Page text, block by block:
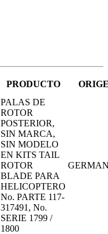
PRODUCTO
PALAS DE
ROTOR
POSTERIOR,
SIN MARCA,
SIN MODELO
EN KITS TAIL
ROTOR
BLADE PARA
HELICOPTERO
No. PARTE 117-
317491, No.
SERIE 1799 /
1800